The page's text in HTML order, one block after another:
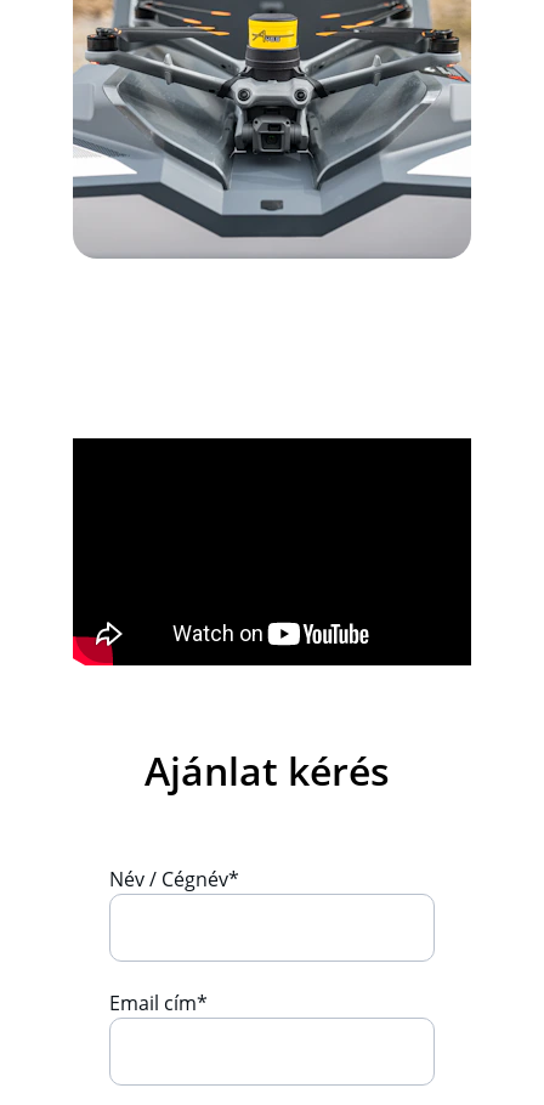
Ajánlat kérés
Név / Cégnév*
Email cím*